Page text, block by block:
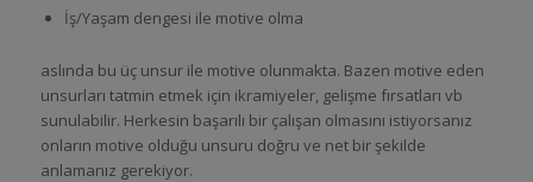
İş/Yaşam dengesi ile motive olma
aslında bu üç unsur ile motive olunmakta. Bazen motive eden
unsurları tatmin etmek için ikramiyeler, gelişme fırsatları vb
sunulabilir. Herkesin başarılı bir çalışan olmasını istiyorsanız
onların motive olduğu unsuru doğru ve net bir şekilde
anlamanız gerekiyor.